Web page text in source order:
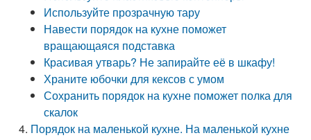
Используйте прозрачную тару
Навести порядок на кухне поможет
вращающаяся подставка
Красивая утварь? Не запирайте её в шкафу!
Храните юбочки для кексов с умом
Сохранить порядок на кухне поможет полка для
скалок
Порядок на маленькой кухне. На маленькой кухне